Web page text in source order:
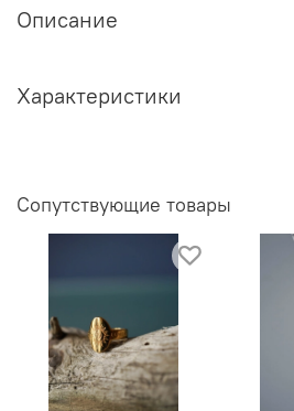
Описание
Характеристики
Сопутствующие товары